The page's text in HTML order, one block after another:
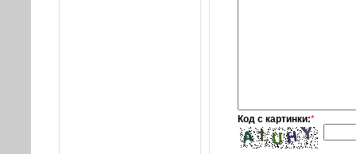
Код с картинки:*